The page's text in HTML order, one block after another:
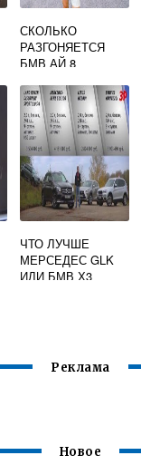
СКОЛЬКО
РАЗГОНЯЕТСЯ
БМВ АЙ 8
ЧТО ЛУЧШЕ
МЕРСЕДЕС GLK
ИЛИ БМВ Х3
Реклама
Новое